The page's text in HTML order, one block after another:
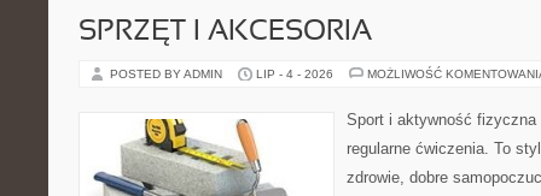
SPRZĘT I AKCESORIA
POSTED BY ADMIN LIP - 4 - 2026 MOŻLIWOŚĆ
Sport i aktywność
regularne ćwiczenia. To
zdrowie, dobre